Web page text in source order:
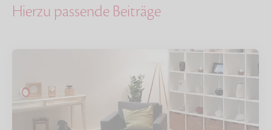
Hierzu passende Beiträge